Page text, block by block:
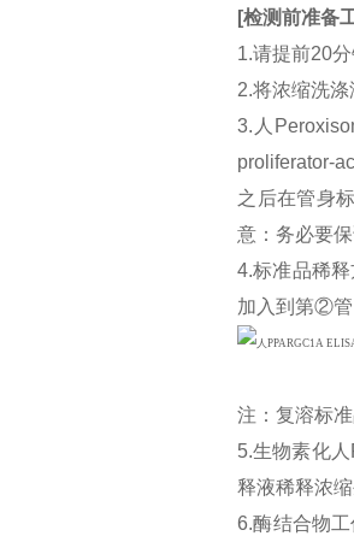
[检测前准备
1.请提前20
2.将浓缩洗
3.人
proliferator-
之后在管身
意：务必要
4.标准品稀
加入到第②
注：复溶标
5.生物素化
释液稀释浓
6.酶结合物